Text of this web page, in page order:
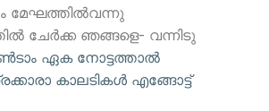
മേഘത്തില്‍വന്നു
ചേര്‍ക്ക ഞങ്ങളെ- വന്നിടു
ഏക നോട്ടത്താല്‍
കാലടികള്‍ എങ്ങോട്ട്